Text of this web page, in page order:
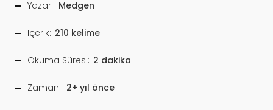
Yazar: Medgen
İçerik: 210 kelime
Okuma Süresi: 2 dakika
Zaman: 2+ yıl önce